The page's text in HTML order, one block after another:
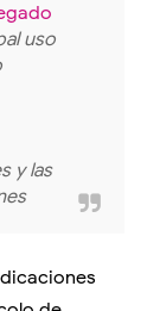
uso
y las